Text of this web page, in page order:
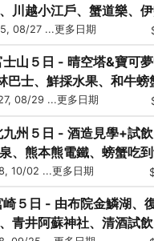
川越小江戶、蟹道樂、
08/27 ...更多日期
士山５日 - 晴空塔&寶可
巴士、鮮採水果、和牛螃
08/29 ...更多日期
九州５日 - 酒造見學+試
、熊本熊電鐵、螃蟹吃
10/02 ...更多日期
崎５日 - 由布院金鱗湖、
青井阿蘇神社、清酒試